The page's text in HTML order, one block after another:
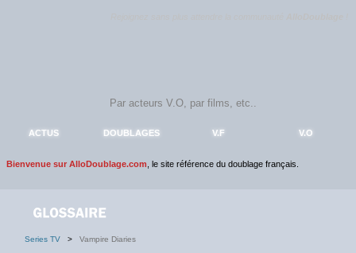
ACTUS DOUBLAGES V.F V.O
Bienvenue sur AlloDoublage.com , le site référence du doublage français.
Series TV > Vampire Diaries